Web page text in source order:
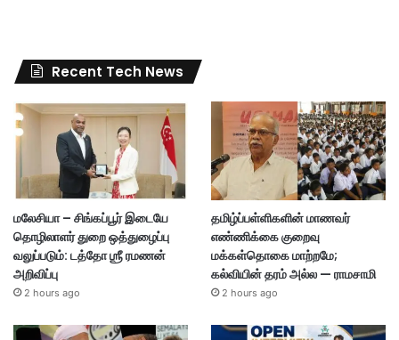
Recent Tech News
மலேசியா – சிங்கப்பூர் இடையே
தொழிலாளர் துறை ஒத்துழைப்பு
வலுப்படும்: டத்தோ ஶ்ரீ ரமணன்
அறிவிப்பு
2 hours ago
தமிழ்ப்பள்ளிகளின் மாணவர்
எண்ணிக்கை குறைவு
மக்கள்தொகை மாற்றமே;
கல்வியின் தரம் அல்ல — ராமசாமி
2 hours ago